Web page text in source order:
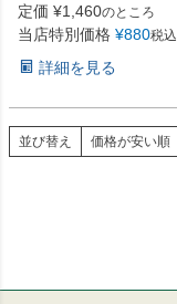
定価 ¥1,460のところ
当店特別価格 ¥880税込
詳細を見る
並び替え 価格が安い順